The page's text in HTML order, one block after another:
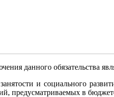
данного обязательства
и социального
предусматриваемых в